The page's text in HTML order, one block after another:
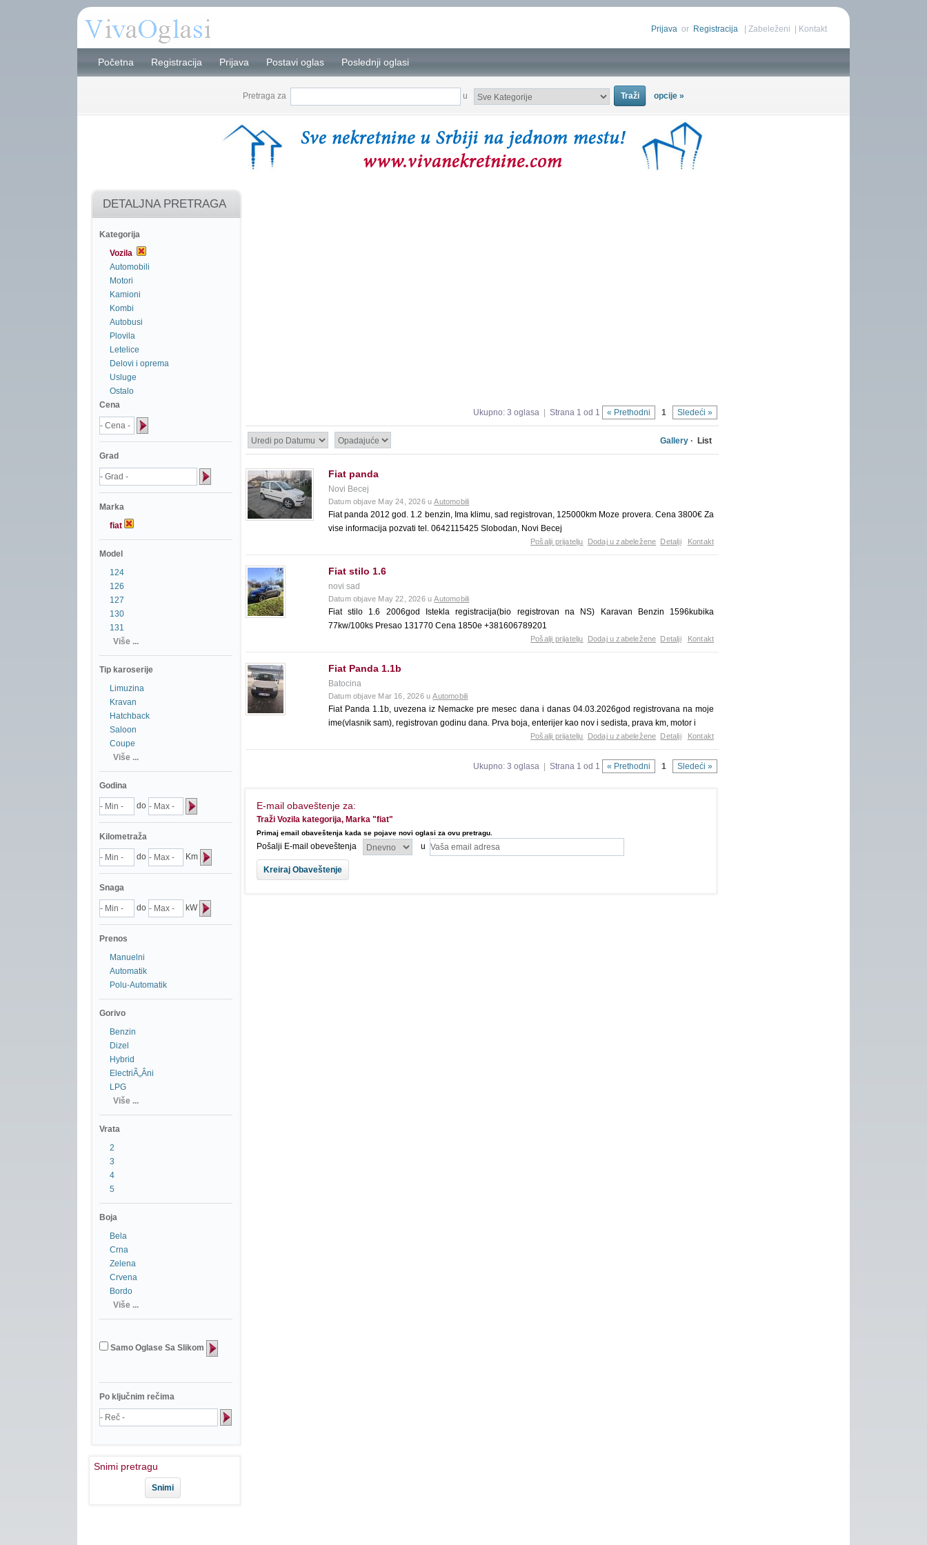
Prijava or Registracija Zabeleženi Kontakt
Početna Registracija Prijava Postavi oglas Poslednji oglasi
Pretraga za u opcije »
DETALJNA PRETRAGA
Kategorija
Vozila
Automobili
Motori
Kamioni
Kombi
Autobusi
Plovila
Letelice
Delovi i oprema
Usluge
Ostalo
Cena
Grad
Marka
fiat
Model
124
126
127
130
131
Više ...
Tip karoserije
Limuzina
Kravan
Hatchback
Saloon
Coupe
Više ...
Godina
do
Kilometraža
do Km
Snaga
do kW
Prenos
Manuelni
Automatik
Polu-Automatik
Gorivo
Benzin
Dizel
Hybrid
ElectriÃ„Âni
LPG
Više ...
Vrata
2
3
4
5
Boja
Bela
Crna
Zelena
Crvena
Bordo
Više ...
Samo Oglase Sa Slikom
Po ključnim rečima
Snimi pretragu
Ukupno: 3 oglasa Strana 1 od 1 « Prethodni 1 Sledeći »
Gallery · List
Fiat panda
Novi Becej
Datum objave May 24, 2026 uAutomobili
Fiat panda 2012 god. 1.2 benzin, Ima klimu, sad registrovan, 125000km Moze provera. Cena 3800€ Za
vise informacija pozvati tel. 0642115425 Slobodan, Novi Becej
Pošalji prijatelju Dodaj u zabeležene Detalji Kontakt
Fiat stilo 1.6
novi sad
Datum objave May 22, 2026 uAutomobili
Fiat stilo 1.6 2006god Istekla registracija(bio registrovan na NS) Karavan Benzin 1596kubika
77kw/100ks Presao 131770 Cena 1850e +381606789201
Pošalji prijatelju Dodaj u zabeležene Detalji Kontakt
Fiat Panda 1.1b
Batocina
Datum objave Mar 16, 2026 uAutomobili
Fiat Panda 1.1b, uvezena iz Nemacke pre mesec dana i danas 04.03.2026god registrovana na moje
ime(vlasnik sam), registrovan godinu dana. Prva boja, enterijer kao nov i sedista, prava km, motor i
Pošalji prijatelju Dodaj u zabeležene Detalji Kontakt
Ukupno: 3 oglasa Strana 1 od 1 « Prethodni 1 Sledeći »
E-mail obaveštenje za:
Traži Vozila kategorija, Marka "fiat"
Primaj email obaveštenja kada se pojave novi oglasi za ovu pretragu.
Pošalji E-mail obeveštenja u